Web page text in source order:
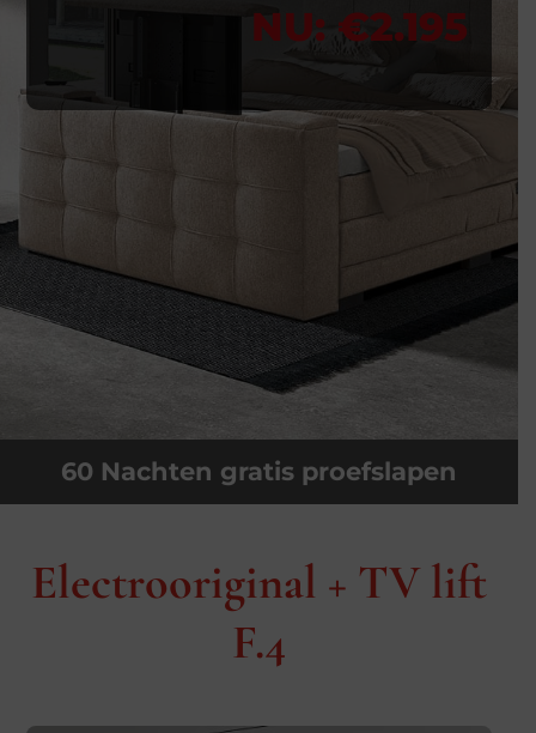
NU: €2.195
60 Nachten gratis proefslapen
Electrooriginal + TV lift
F.4